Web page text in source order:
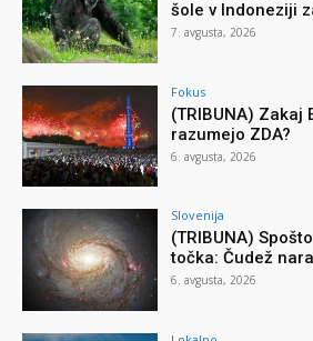
šole v Indoneziji
7. avgusta, 2026
Fokus
(TRIBUNA) Zakaj
razumejo ZDA?
6. avgusta, 2026
Slovenija
(TRIBUNA)
točka: Čudež
6. avgusta, 2026